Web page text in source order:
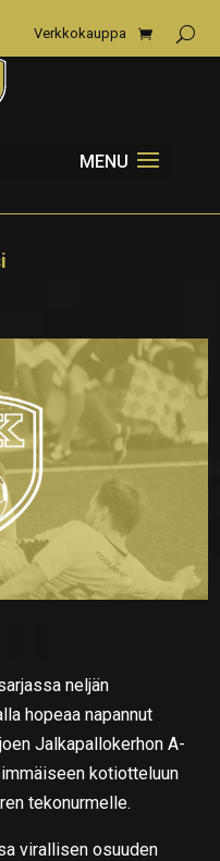
Verkkokauppa
neljän
hopeaa napannut
Jalkapallokerhon A-
kotiotteluun
tekonurmelle.
virallisen osuuden